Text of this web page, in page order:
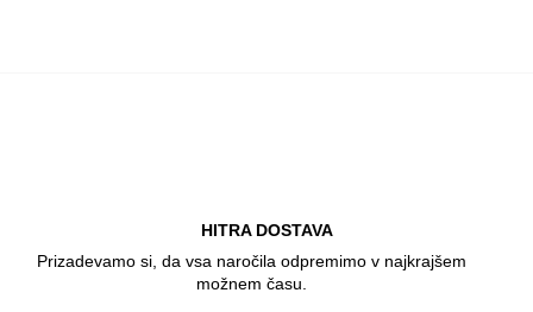
HITRA DOSTAVA
Prizadevamo si, da vsa naročila odpremimo v najkrajšem
možnem času.